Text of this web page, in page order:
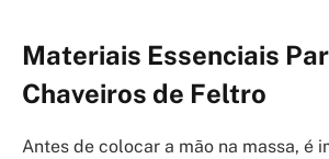
Materiais Essenciais
Chaveiros de Feltro
Antes de colocar a mão na massa, é